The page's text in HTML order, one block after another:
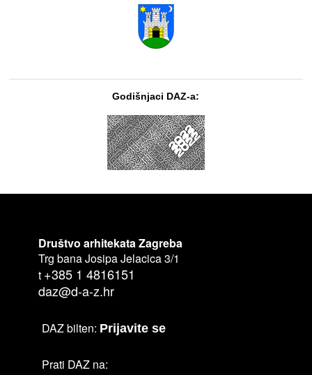
Godišnjaci DAZ-a:
Društvo arhitekata Zagreba
Trg bana Josipa Jelacica 3/1
t +385 1 4816151
daz@d-a-z.hr
DAZ bilten: Prijavite se
Prati DAZ na: